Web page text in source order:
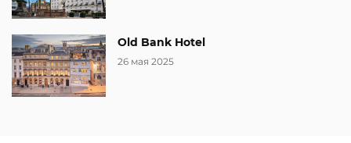
Old Bank Hotel
26 мая 2025